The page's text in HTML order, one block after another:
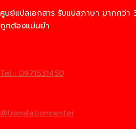
ศูนย์แปลเอกสาร รับแปลภาษา มากกว่า
ถูกต้องแม่นยำ
Tel : 0971531450
@translationcenter